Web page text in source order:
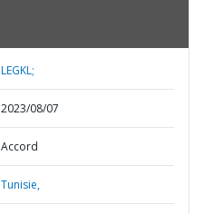
LEGKL;
2023/08/07
Accord
Tunisie,